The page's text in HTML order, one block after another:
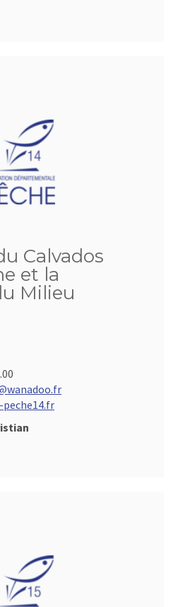
Calvados
et la
Milieu